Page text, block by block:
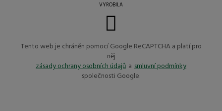
VYROBILA
Tento web je chráněn pomocí Google ReCAPTCHA a platí pro
něj
zásady ochrany osobních údajů a smluvní podmínky
společnosti Google.